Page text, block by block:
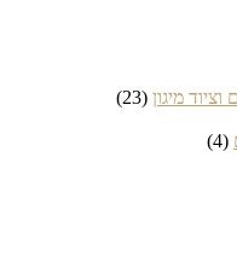
מיגון (23)
(4)